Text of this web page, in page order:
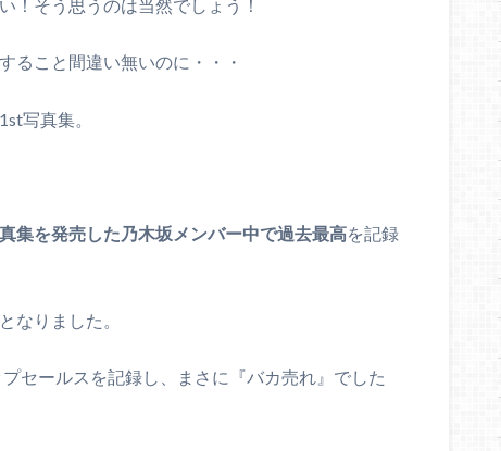
！そう思うのは当然でしょう！
ること間違い無いのに・・・
写真集。
集を発売した乃木坂メンバー中で過去最高を記録
なりました。
セールスを記録し、まさに『バカ売れ』でした